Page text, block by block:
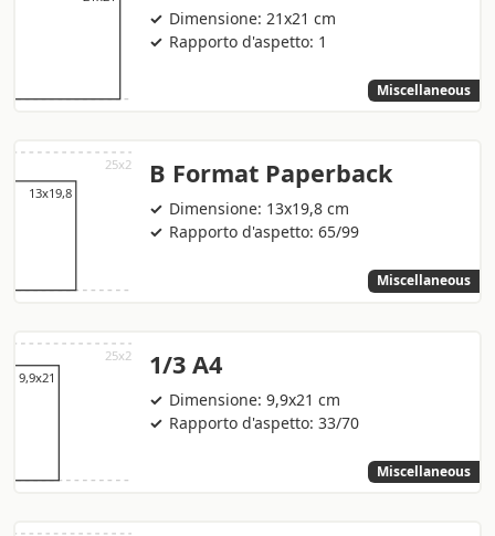
Dimensione: 21x21 cm
Rapporto d'aspetto: 1
Miscellaneous
B Format Paperback
Dimensione: 13x19,8 cm
Rapporto d'aspetto: 65/99
Miscellaneous
1/3 A4
Dimensione: 9,9x21 cm
Rapporto d'aspetto: 33/70
Miscellaneous